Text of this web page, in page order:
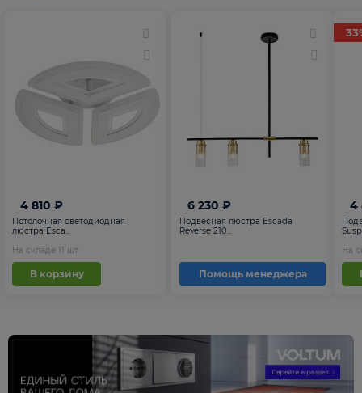
4 810 ₽
Потолочная светодиодная
люстра Esca...
На складе 11 шт
В корзину
6 230 ₽
Подвесная люстра Escada
Reverse 210...
Помощь менеджера
4
На